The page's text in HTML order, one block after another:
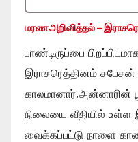
மரண அறிவித்தல் –
பாண்டிருப்பை
இராசரெத்தினம் சபேசன்
காலமானார்.அன்னாரின்
நிலையை வீதியில்
வைக்கப்பட்டு நாளை